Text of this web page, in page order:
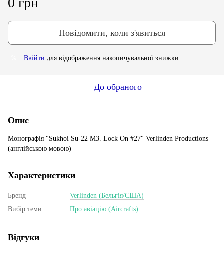
Повідомити, коли з'явиться
Ввійти для відображення накопичувальної знижки
До обраного
Опис
Монографія "Sukhoi Su-22 M3. Lock On #27" Verlinden Productions
(англійською мовою)
Характеристики
Бренд
Verlinden (Бельгія/США)
Вибір теми
Про авіацію (Aircrafts)
Відгуки